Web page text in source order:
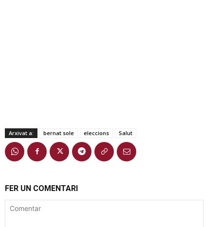
Arxivat a: bernat sole eleccions Salut
FER UN COMENTARI